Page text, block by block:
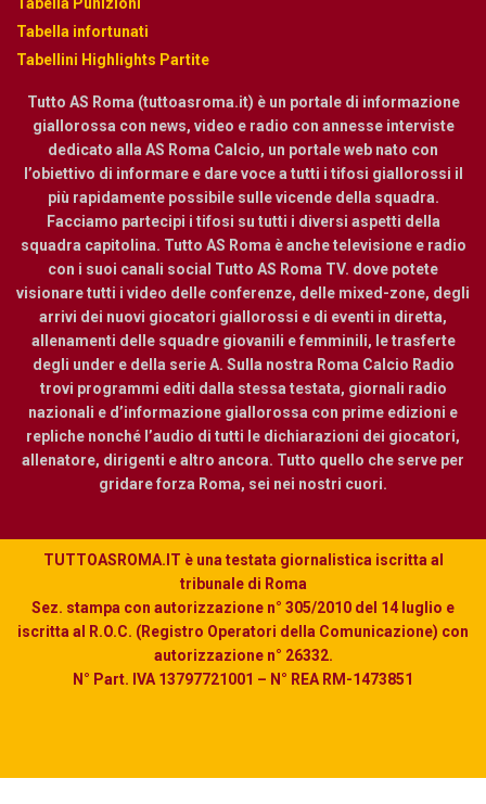
Tabella infortunati
Tabellini Highlights Partite
Tutto AS Roma (tuttoasroma.it) è un portale di informazione
giallorossa con news, video e radio con annesse interviste
dedicato alla AS Roma Calcio, un portale web nato con
l’obiettivo di informare e dare voce a tutti i tifosi giallorossi il
più rapidamente possibile sulle vicende della squadra.
Facciamo partecipi i tifosi su tutti i diversi aspetti della
squadra capitolina. Tutto AS Roma è anche televisione e radio
con i suoi canali social Tutto AS Roma TV. dove potete
visionare tutti i video delle conferenze, delle mixed-zone, degli
arrivi dei nuovi giocatori giallorossi e di eventi in diretta,
allenamenti delle squadre giovanili e femminili, le trasferte
degli under e della serie A. Sulla nostra Roma Calcio Radio
trovi programmi editi dalla stessa testata, giornali radio
nazionali e d’informazione giallorossa con prime edizioni e
repliche nonché l’audio di tutti le dichiarazioni dei giocatori,
allenatore, dirigenti e altro ancora. Tutto quello che serve per
gridare forza Roma, sei nei nostri cuori.
TUTTOASROMA.IT è una testata giornalistica iscritta al
tribunale di Roma
Sez. stampa con autorizzazione n° 305/2010 del 14 luglio e
iscritta al R.O.C. (Registro Operatori della Comunicazione) con
autorizzazione n° 26332.
N° Part. IVA 13797721001 – N° REA RM-1473851